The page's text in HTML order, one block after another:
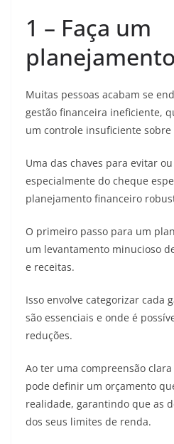
1 – Faça um
Muitas pessoas acabam se
gestão financeira ineficiente,
um controle insuficiente sobre
Uma das chaves para evitar
especialmente do cheque
planejamento financeiro
O primeiro passo para um
um levantamento minucioso
e receitas.
Isso envolve categorizar cada
são essenciais e onde é
reduções.
Ao ter uma compreensão
pode definir um orçamento
realidade, garantindo que as
dos seus limites de renda.